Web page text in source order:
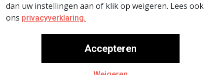
© Stichting Voedselbosbouw Nederland - Website door
Go2People- Ontwerp doorLOTS OF- Fotografie door
dan uw instellingen aan of klik op weigeren. Lees ook
ons privacyverklaring.
Accepteren